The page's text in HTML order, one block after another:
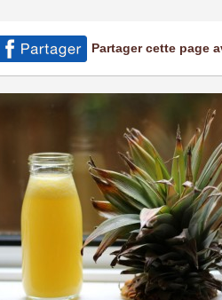
Partager cette page